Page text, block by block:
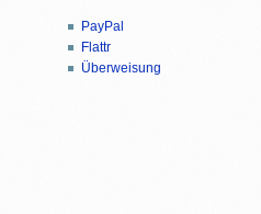
PayPal
Flattr
Überweisung